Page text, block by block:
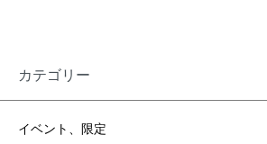
カテゴリー
イベント、限定